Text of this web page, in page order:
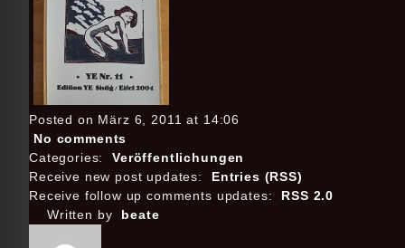
Posted on März 6, 2011 at 14:06
No comments
Categories:
Veröffentlichungen
Receive new post updates:
Entries (RSS)
Receive follow up comments updates:
RSS 2.0
Written by
beate